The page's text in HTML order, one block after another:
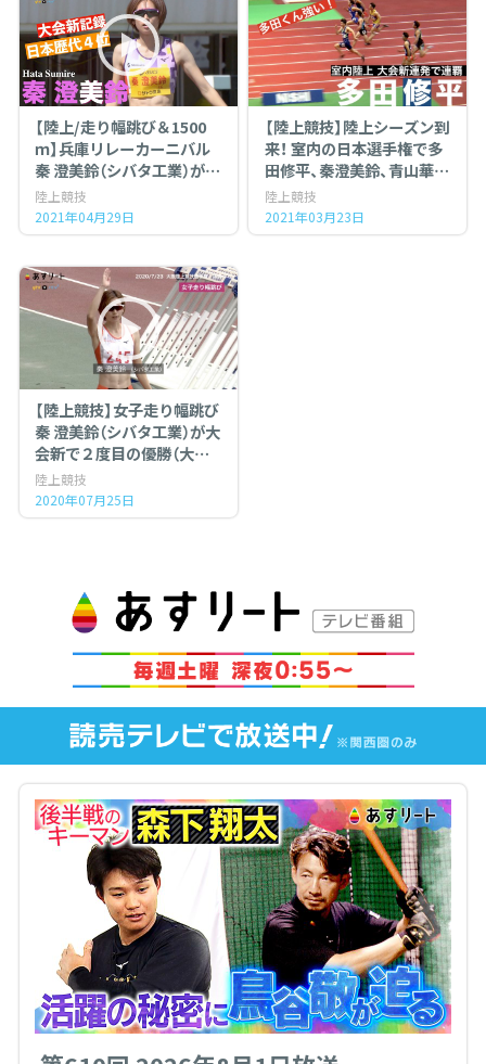
【陸上/走り幅跳び＆1500
ｍ】兵庫リレーカーニバル
秦 澄美鈴（シバタ工業）が日
本歴代４位の記録で優勝！
陸上競技
2021年04月29日
【陸上競技】陸上シーズン到
来！ 室内の日本選手権で多
田修平、秦澄美鈴、青山華依
ら関西出身選手が優勝！
陸上競技
2021年03月23日
【陸上競技】女子走り幅跳び
秦 澄美鈴（シバタ工業）が大
会新で２度目の優勝（大阪
選手権 Day１）
陸上競技
2020年07月25日